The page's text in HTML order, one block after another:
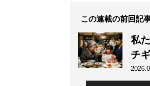
この連載の前回記
私
チ